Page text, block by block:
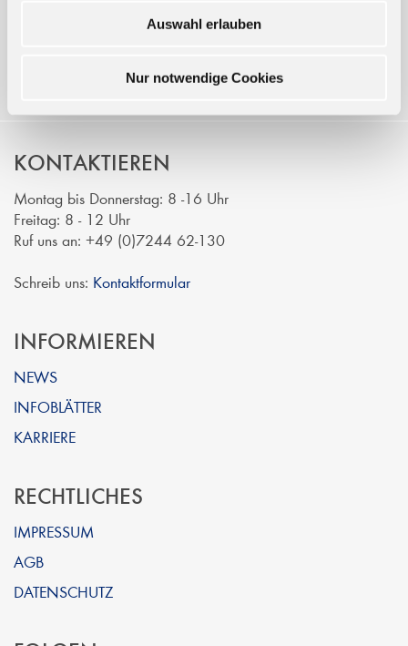
Auswahl erlauben
Nur notwendige Cookies
Sinne des § 13 BGB. Alle Preise in Euro
KONTAKTIEREN
Montag bis Donnerstag: 8 -16 Uhr
Freitag: 8 - 12 Uhr
Ruf uns an: +49 (0)7244 62-130
Schreib uns: Kontaktformular
INFORMIEREN
NEWS
INFOBLÄTTER
KARRIERE
RECHTLICHES
IMPRESSUM
AGB
DATENSCHUTZ